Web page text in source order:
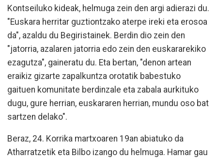
Kontseiluko kideak, helmuga zein den argi adierazi du.
"Euskara herritar guztiontzako aterpe ireki eta erosoa
da", azaldu du Begiristainek. Berdin dio zein den
"jatorria, azalaren jatorria edo zein den euskararekiko
ezagutza", gaineratu du. Eta bertan, "denon artean
eraikiz gizarte zapalkuntza orotatik babestuko
gaituen komunitate berdinzale eta zabala aurkituko
dugu, gure herrian, euskararen herrian, mundu oso bat
sartzen delako".
Beraz, 24. Korrika martxoaren 19an abiatuko da
Atharratzetik eta Bilbo izango du helmuga. Hamar gau